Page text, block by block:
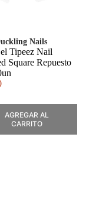
Nails
Tipeez Nail
Square Repuesto
AGREGAR AL
CARRITO